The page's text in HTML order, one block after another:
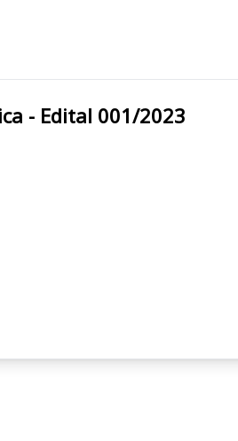
Pública - Edital 001/2023